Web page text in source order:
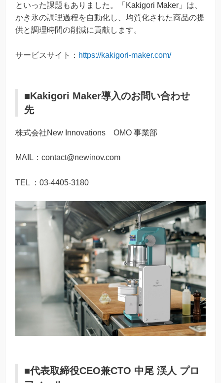
といった課題もありました。「Kakigori Maker」は、
かき氷の調理過程を自動化し、均質化された商品の提
供と調理時間の削減に貢献します。
サービスサイト： https://kakigori-maker.com/
■Kakigori Maker導入のお問い合わせ
先
株式会社New Innovations OMO 事業部
MAIL：contact@newinov.com
TEL ：03-4405-3180
■代表取締役CEO兼CTO 中尾 渓人 プロ